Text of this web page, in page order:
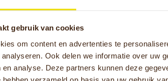
gebruik van cookies
om content en advertenties te
Ook delen we informatie over uw
en analyse. Deze partners kunnen deze
Rue du Hameau 45, Rhode-Saint-
+32 2 358 59 86